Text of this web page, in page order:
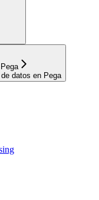
datos en Pega